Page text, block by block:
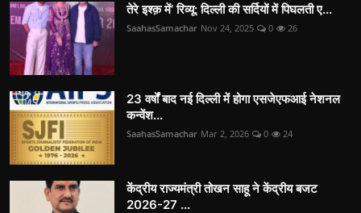
तेरे इश्क़ में’ रिव्यू: दिल्ली की सर्दियों में पिघलती ए...
SaahasSamachar Nov 24, 2025 0 26
23 वर्षों बाद नई दिल्ली में होगा एसजेएफआई नेशनल
कन्वेंश...
SaahasSamachar Mar 2, 2026 0 24
केंद्रीय राज्यमंत्री तोखन साहू ने केंद्रीय बजट
2026-27 ...